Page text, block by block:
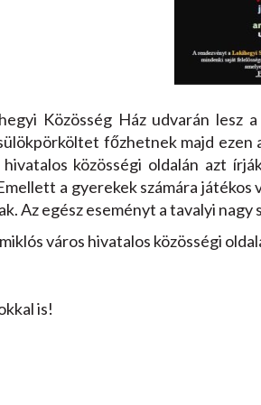
Közösség Ház udvarán lesz
főzhetnek majd
hivatalos közösségi oldalán azt
a gyerekek számára
Az egész eseményt a tavalyi
város hivatalos közösségi
is!